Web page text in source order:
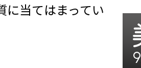
当てはまってい
9